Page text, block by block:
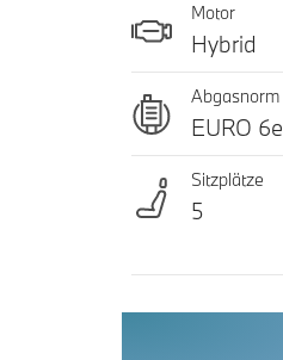
Motor
Hybrid
Abgasnorm
EURO 6e
Sitzplätze
5